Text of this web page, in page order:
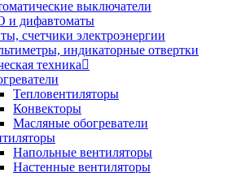
выключатели
и дифавтоматы
счетчики электроэнергии
индикаторные отвертки
техника
Тепловентиляторы
Конвекторы
Масляные обогреватели
Напольные вентиляторы
Настенные вентиляторы